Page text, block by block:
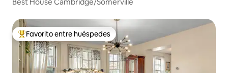
Favorito entre huéspedes preferido
Favorito entre huéspedes